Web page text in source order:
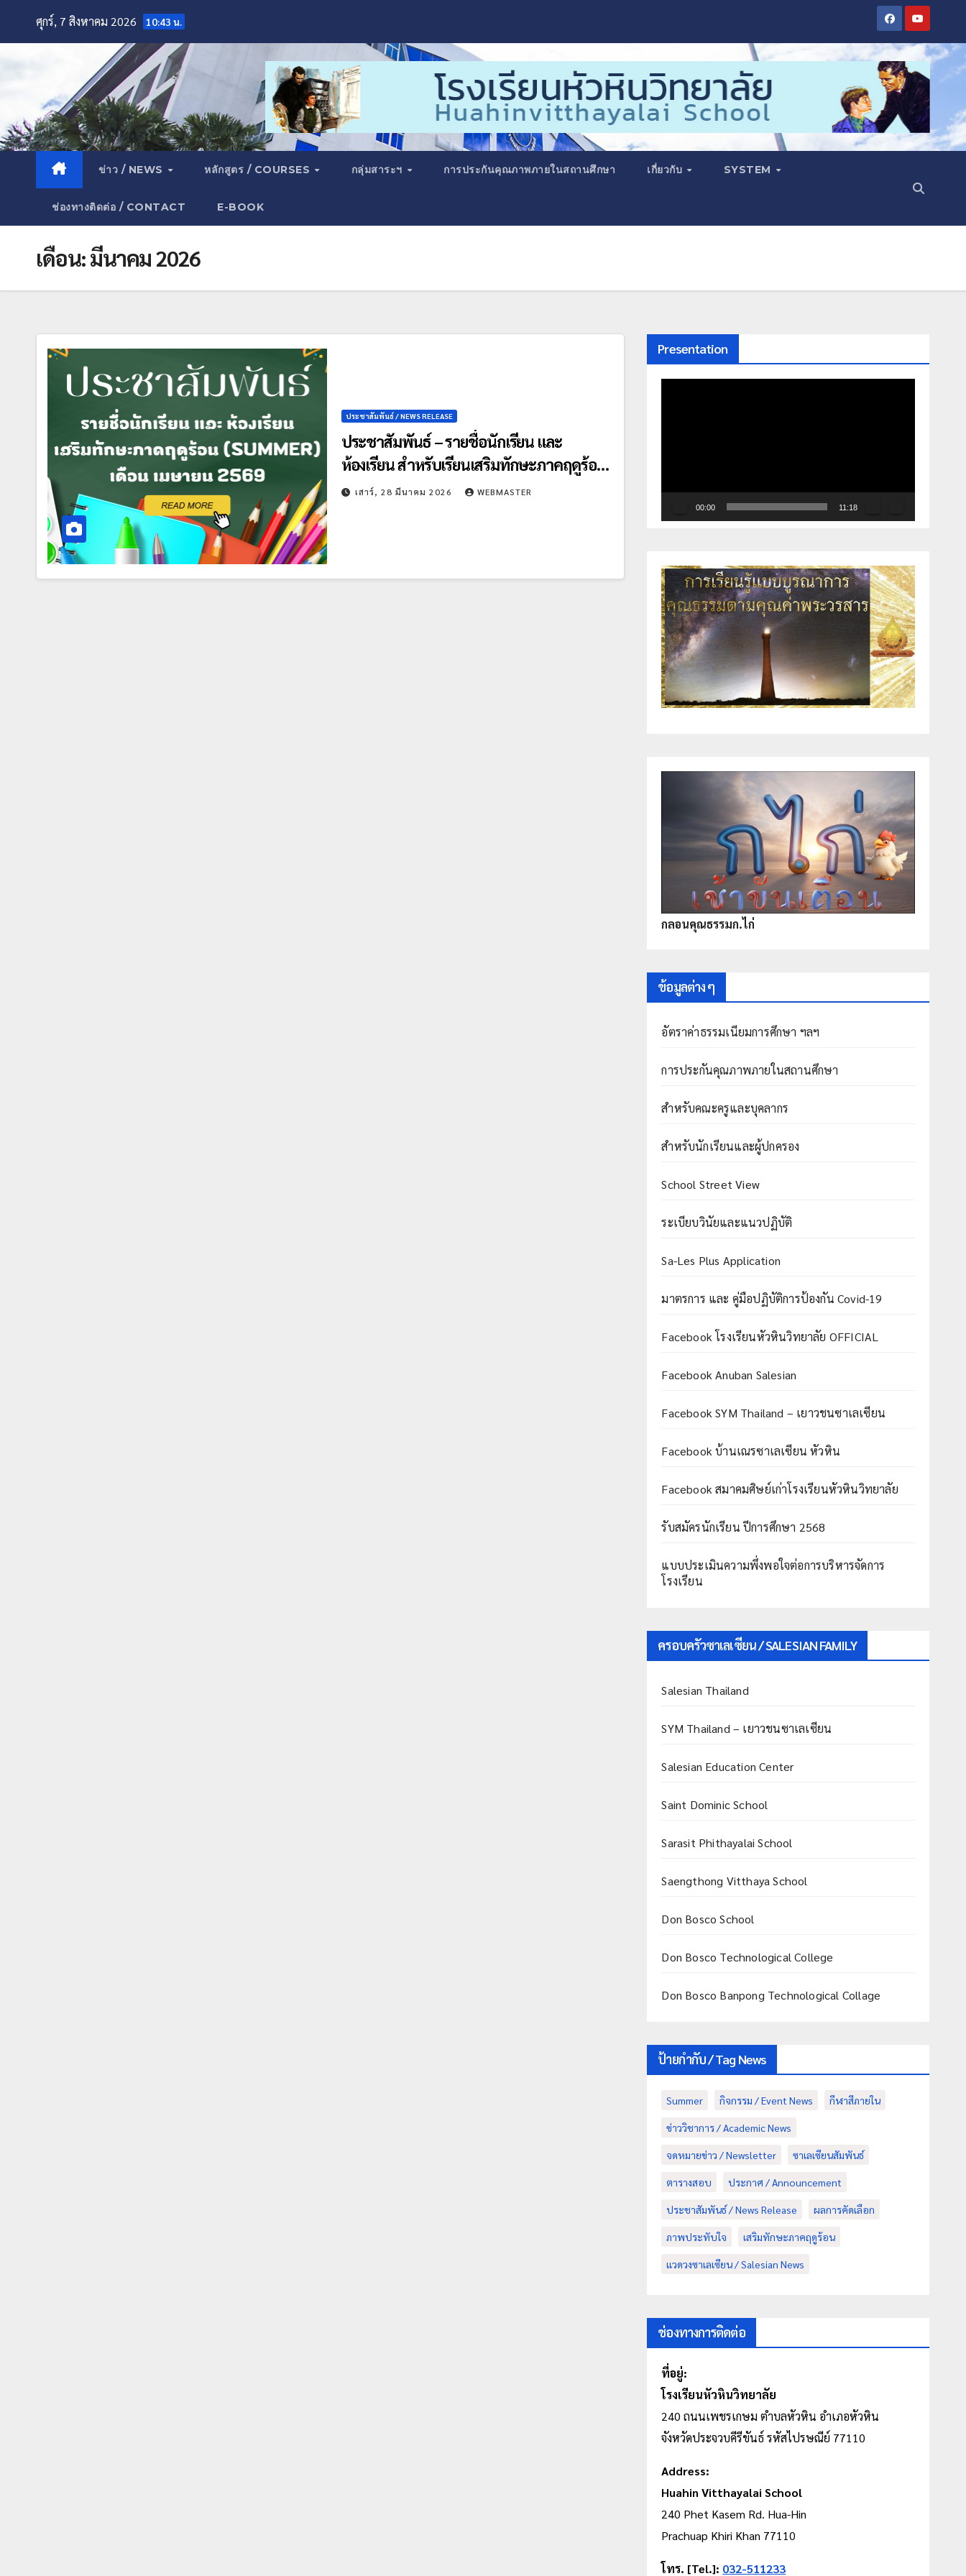
ศุกร์, 7 สิงหาคม 2026 10:43 น.
ข่าว / NEWS หลักสูตร / COURSES กลุ่มสาระฯ การประกันคุณภาพภายในสถานศึกษา เกี่ยวกับ SYSTEM
ช่องทางติดต่อ / CONTACT E-BOOK
เดือน:มีนาคม 2026
ประชาสัมพันธ์ / NEWS RELEASE
ประชาสัมพันธ์ – รายชื่อนักเรียน และ
ห้องเรียน สำหรับเรียนเสริมทักษะภาคฤดูร้อน
(Summer) ปี 2569
เสาร์, 28 มีนาคม 2026 WEBMASTER
Presentation
00:00 11:18
กลอนคุณธรรมก.ไก่
ข้อมูลต่าง ๆ
อัตราค่าธรรมเนียมการศึกษา ฯลฯ
การประกันคุณภาพภายในสถานศึกษา
สำหรับคณะครูและบุคลากร
สำหรับนักเรียนและผู้ปกครอง
School Street View
ระเบียบวินัยและแนวปฏิบัติ
Sa-Les Plus Application
มาตรการ และ คู่มือปฏิบัติการป้องกัน Covid-19
Facebook โรงเรียนหัวหินวิทยาลัย OFFICIAL
Facebook Anuban Salesian
Facebook SYM Thailand – เยาวชนซาเลเซียน
Facebook บ้านเณรซาเลเซียน หัวหิน
Facebook สมาคมศิษย์เก่าโรงเรียนหัวหินวิทยาลัย
รับสมัครนักเรียน ปีการศึกษา 2568
แบบประเมินความพึ่งพอใจต่อการบริหารจัดการ
โรงเรียน
ครอบครัวซาเลเซียน / SALESIAN FAMILY
Salesian Thailand
SYM Thailand – เยาวชนซาเลเซียน
Salesian Education Center
Saint Dominic School
Sarasit Phithayalai School
Saengthong Vitthaya School
Don Bosco School
Don Bosco Technological College
Don Bosco Banpong Technological Collage
ป้ายกำกับ / Tag News
Summer กิจกรรม / Event News กีฬาสีภายใน
ข่าววิชาการ / Academic News
จดหมายข่าว / Newsletter ซาเลเซียนสัมพันธ์
ตารางสอบ ประกาศ / Announcement
ประชาสัมพันธ์ / News Release ผลการคัดเลือก
ภาพประทับใจ เสริมทักษะภาคฤดูร้อน
แวดวงซาเลเซียน / Salesian News
ช่องทางการติดต่อ
ที่อยู่:
โรงเรียนหัวหินวิทยาลัย
240 ถนนเพชรเกษมตำบลหัวหิน อำเภอหัวหิน
จังหวัดประจวบคีรีขันธ์ รหัสไปรษณีย์ 77110
Address:
Huahin Vitthayalai School
240 Phet Kasem Rd. Hua-Hin
Prachuap Khiri Khan 77110
โทร. [Tel.]: 032-511233